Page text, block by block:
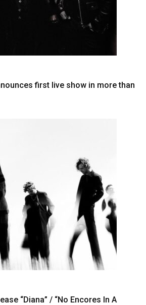
first live show in more than
“Diana” / “No Encores In A